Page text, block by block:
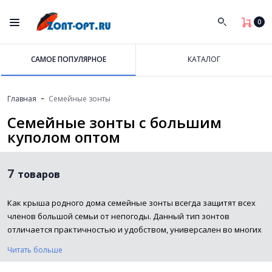
0
САМОЕ ПОПУЛЯРНОЕ КАТАЛОГ
Главная - Семейные зонты
Семейные зонты с большим
куполом оптом
7 товаров
Как крыша родного дома семейные зонты всегда защитят всех
членов большой семьи от непогоды. Данный тип зонтов
отличается практичностью и удобством, универсален во многих
способны полностью защитить Вас и Вашего спутника при
Читать больше